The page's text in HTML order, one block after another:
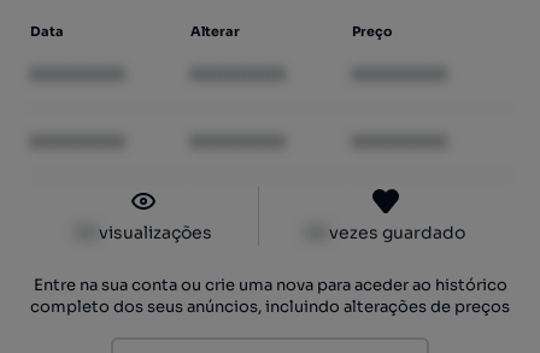
Data Alterar Preço
visualizações vezes guardado
Entre na sua conta ou crie uma nova para aceder ao histórico
completo dos seus anúncios, incluindo alterações de preços